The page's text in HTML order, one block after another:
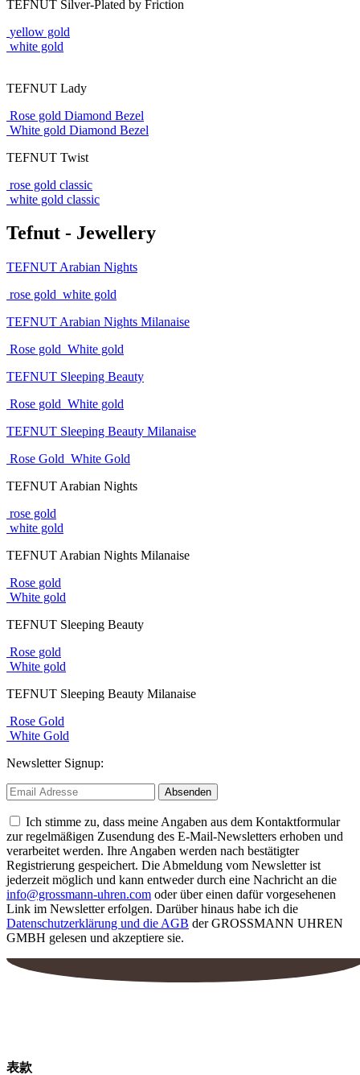
TEFNUT Silver-Plated by Friction
yellow gold
white gold
TEFNUT Lady
Rose gold Diamond Bezel
White gold Diamond Bezel
TEFNUT Twist
rose gold classic
white gold classic
Tefnut - Jewellery
TEFNUT Arabian Nights
rose gold white gold
TEFNUT Arabian Nights Milanaise
Rose gold White gold
TEFNUT Sleeping Beauty
Rose gold White gold
TEFNUT Sleeping Beauty Milanaise
Rose Gold White Gold
TEFNUT Arabian Nights
rose gold
white gold
TEFNUT Arabian Nights Milanaise
Rose gold
White gold
TEFNUT Sleeping Beauty
Rose gold
White gold
TEFNUT Sleeping Beauty Milanaise
Rose Gold
White Gold
Newsletter Signup:
Ich stimme zu, dass meine Angaben aus dem Kontaktformular
zur regelmäßigen Zusendung des E-Mail-Newsletters erhoben und
verarbeitet werden. Ihre Angaben werden nach bestätigter
Registrierung gespeichert. Die Abmeldung vom Newsletter ist
jederzeit möglich und kann entweder durch eine Nachricht an die
info@grossmann-uhren.com oder über einen dafür vorgesehenen
Link im Newsletter erfolgen. Darüber hinaus habe ich die
Datenschutzerklärung und die AGB der GROSSMANN UHREN
GMBH gelesen und akzeptiere sie.
表款